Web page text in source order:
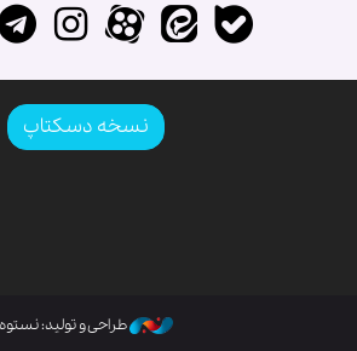
نسخه دسکتاپ
طراحی و تولید: نستوه